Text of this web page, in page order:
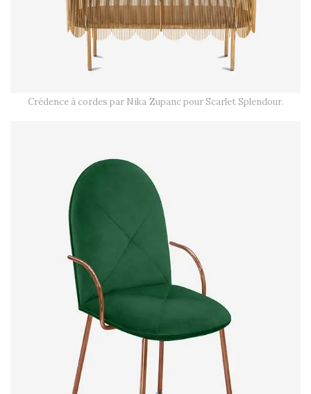
Crédence à cordes par Nika Zupanc pour Scarlet Splendour.